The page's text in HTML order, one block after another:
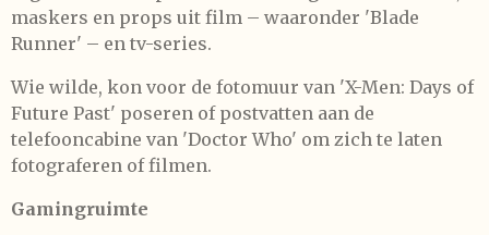
maskers en props uit film – waaronder 'Blade
Runner' – en tv-series.
Wie wilde, kon voor de fotomuur van 'X-Men: Days of
Future Past' poseren of postvatten aan de
telefooncabine van 'Doctor Who' om zich te laten
fotograferen of filmen.
Gamingruimte